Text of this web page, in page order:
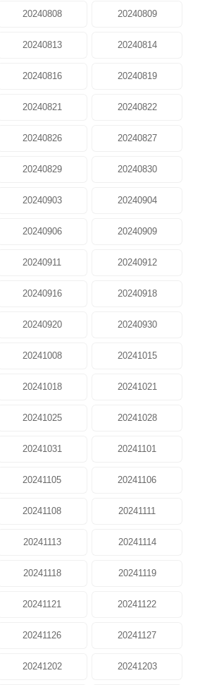
20240808 20240809
20240813 20240814
20240816 20240819
20240821 20240822
20240826 20240827
20240829 20240830
20240903 20240904
20240906 20240909
20240911 20240912
20240916 20240918
20240920 20240930
20241008 20241015
20241018 20241021
20241025 20241028
20241031 20241101
20241105 20241106
20241108 20241111
20241113 20241114
20241118 20241119
20241121 20241122
20241126 20241127
20241202 20241203